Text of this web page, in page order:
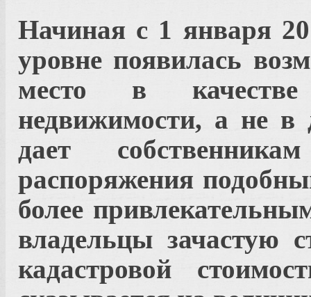
Начиная с 1 января
уровне появилась
место в качестве
недвижимости, а не в
дает
распоряжения
более
владельцы зачастую
кадастровой